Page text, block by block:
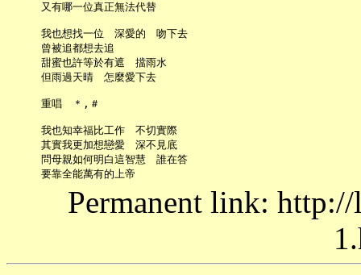
     又有哪一位真正無法代替
     我也想找一位　深愛的　吻下去
     曾被追都想去追
     甜蜜也許等於有遮　擋雨水
     但雨過天晴　怎麼愛下去
     重唱　＊,＃
     我也知幸福比工作　不切實際
     其實我更加想戀愛　深不見底
     問母親如何明白這智慧　誰在答
Permanent link: